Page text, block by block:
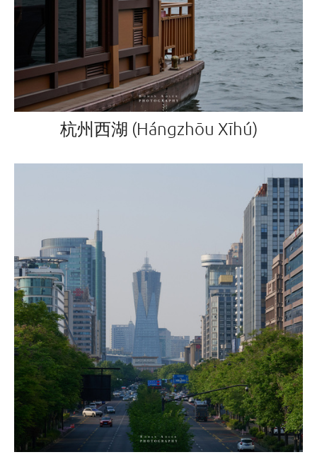
杭州西湖 (Hángzhōu Xīhú)